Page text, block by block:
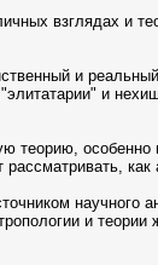
взглядах и
и
и
теорию, особенно
рассматривать, как
научного
и